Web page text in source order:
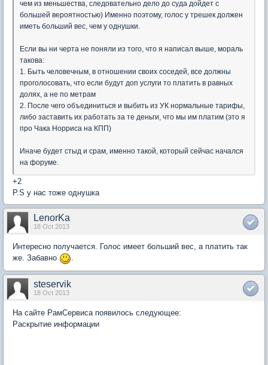
чем из меньшества, следовательно дело до суда дойдет с
большей вероятностью) Именно поэтому, голос у трешек должен
иметь больший вес, чем у однушки.
Если вы ни черта не поняли из того, что я написал выше, мораль
такова:
1. Быть человечным, в отношении своих соседей, все должны
проголосовать, что если будут доп услуги то платить в равных
долях, а не по метрам
2. После чего объединиться и выбить из УК нормальные тарифы,
либо заставить их работать за те деньги, что мы им платим (это я
про Чака Норриса на КПП)
Иначе будет стыд и срам, именно такой, который сейчас начался
на форуме.
+2
P.S у нас тоже однушка
LenorKa
18 Oct 2013
Интересно получается. Голос имеет больший вес, а платить так
же. Забавно
.
steservik
18 Oct 2013
На сайте РамСервиса появилось следующее:
Раскрытие информации